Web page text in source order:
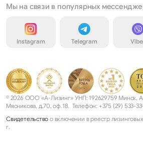
Мы на связи в популярных
Instagram Telegram
© 2026 ООО «А-Лизинг» УНП: 192629759 Минск,
Мясникова, д.70, оф.18. Телефон: +375 (29) 533-
Свидетельство о включении в реестр
г.